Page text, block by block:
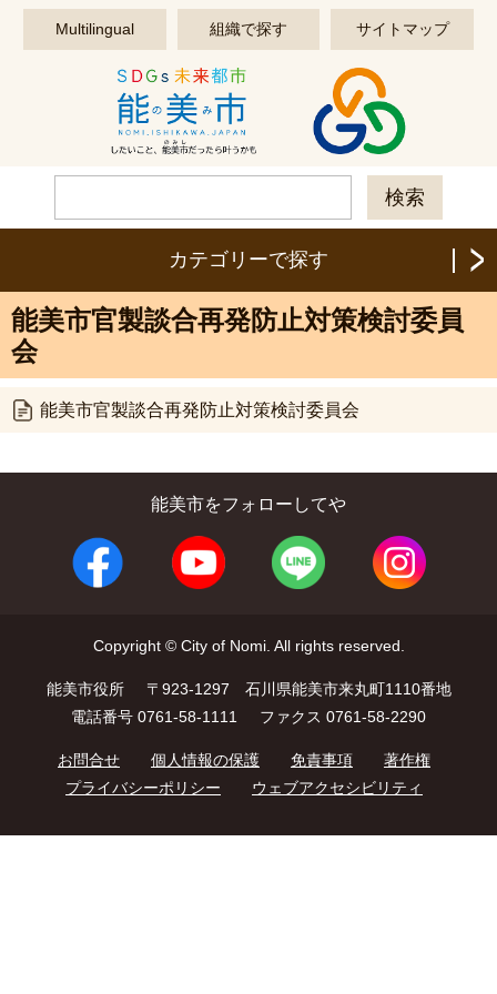
このページの本文へ移動する
Multilingual 組織で探す サイトマップ
カテゴリーで探す
能美市官製談合再発防止対策検討委員
会
能美市官製談合再発防止対策検討委員会
能美市をフォローしてや
Copyright © City of Nomi. All rights reserved.
能美市役所
〒923-1297 石川県能美市来丸町1110番地
電話番号 0761-58-1111
ファクス 0761-58-2290
お問合せ 個人情報の保護 免責事項
著作権
プライバシーポリシー
ウェブアクセシビリティ